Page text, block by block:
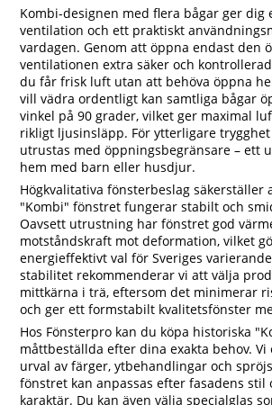
Kombi-designen med flera bågar ger dig
ventilation och ett praktiskt
vardagen. Genom att öppna endast den
ventilationen extra säker och
du får frisk luft utan att behöva öppna
vill vädra ordentligt kan samtliga bågar
vinkel på 90 grader, vilket ger maximal
rikligt ljusinsläpp. För ytterligare
utrustas med öppningsbegränsare – ett
hem med barn eller husdjur.
Högkvalitativa fönsterbeslag säkerställer
"Kombi" fönstret fungerar stabilt och
Oavsett utrustning har fönstret god
motståndskraft mot deformation, vilket
energieffektivt val för Sveriges
stabilitet rekommenderar vi att välja
mittkärna i trä, eftersom det minimerar
och ger ett formstabilt kvalitetsfönster
Hos Fönsterpro kan du köpa historiska
måttbeställda efter dina exakta behov.
urval av färger, ytbehandlingar och
fönstret kan anpassas efter fasadens stil
karaktär. Du kan även välja specialglas